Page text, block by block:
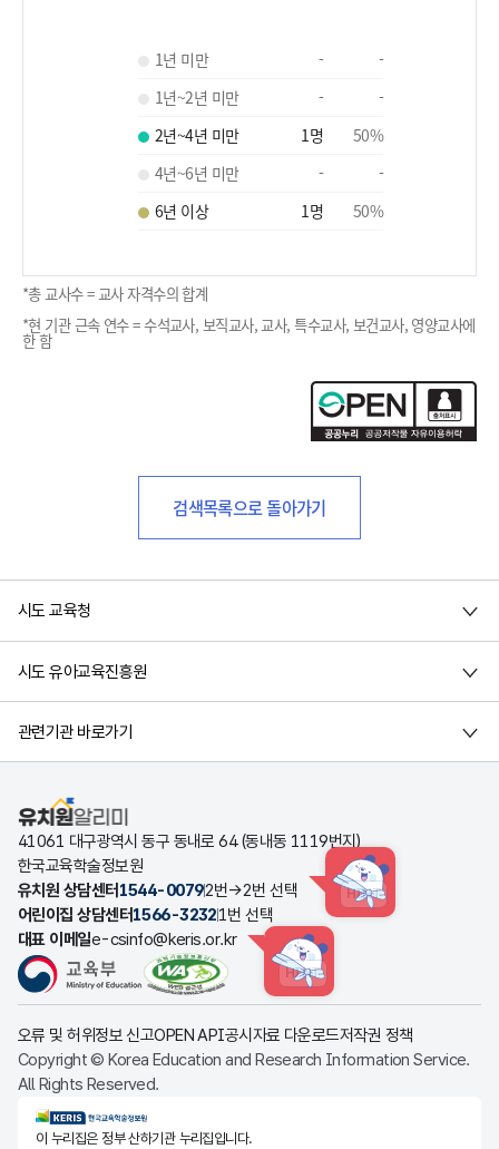
1년 미만 -
-
1년~2년 미만
-
-
2년~4년 미만
1명 50%
4년~6년 미만
-
-
6년 이상
1명 50%
*총 교사수 = 교사 자격수의 합계
*현 기관 근속 연수 = 수석교사, 보직교사, 교사, 특수교사, 보건교사, 영양교사에
한 함
검색목록으로 돌아가기
시도 교육청
시도 유아교육진흥원
관련기관 바로가기
유치원알리미
41061 대구광역시 동구 동내로 64 (동내동 1119번지)
한국교육학술정보원
유치원 상담센터 1544-00792번→2번 선택 HINT
어린이집 상담센터1566-32321번 선택
대표 이메일e-csinfo@keris.or.kr
HINT
오류 및 허위정보 신고OPEN API공시자료 다운로드저작권 정책
Copyright © Korea Education and Research Information Service.
All Rights Reserved.
KERIS한국교육학술정보원
이 누리집은 정부 산하기관 누리집입니다.